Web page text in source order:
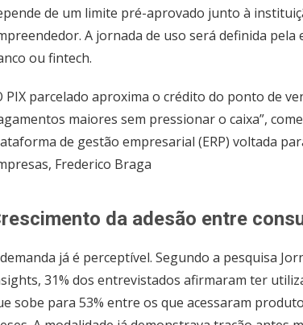
de um limite pré-aprovado junto à
A jornada de uso será definida pela
ou fintech.
PIX parcelado aproxima o crédito do ponto de
maiores sem pressionar o caixa”,
de gestão empresarial (ERP) voltada
Frederico Braga
da adesão entre
já é perceptível. Segundo a pesquisa
31% dos entrevistados afirmaram ter
sobe para 53% entre os que acessaram